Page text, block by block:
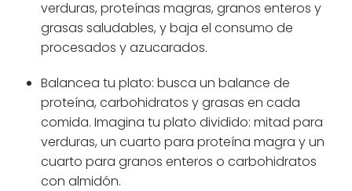
verduras, proteínas magras, granos enteros y
grasas saludables, y baja el consumo de
procesados y azucarados.
Balancea tu plato: busca un balance de
proteína, carbohidratos y grasas en cada
comida. Imagina tu plato dividido: mitad para
verduras, un cuarto para proteína magra y un
cuarto para granos enteros o carbohidratos
con almidón.